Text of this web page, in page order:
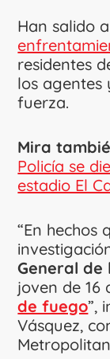
Han salido
residentes
los agentes
fuerza.
Mira
Policía se
estadio El
“En hechos
General de
joven de 16
de fuego”,
Vásquez,